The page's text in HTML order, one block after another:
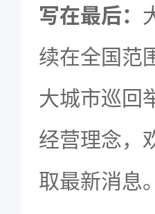
写在最后：
续在全国范
大城市巡回
经营理念，
取最新消息。